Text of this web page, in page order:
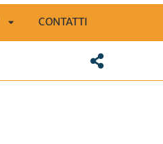
CONTATTI